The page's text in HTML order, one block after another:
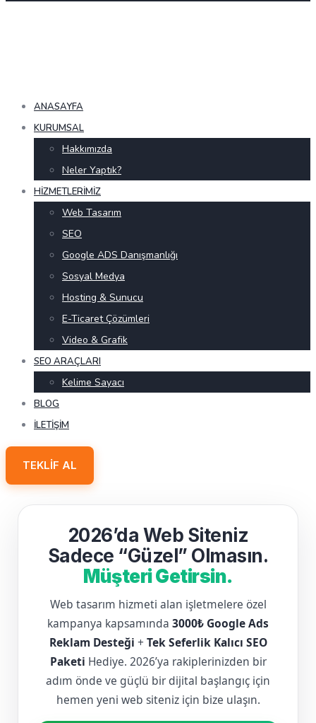
ANASAYFA
KURUMSAL
Hakkımızda
Neler Yaptık?
HIZMETLERIMIZ
Web Tasarım
SEO
Google ADS Danışmanlığı
Sosyal Medya
Hosting & Sunucu
E-Ticaret Çözümleri
Video & Grafik
SEO ARAÇLARI
Kelime Sayacı
BLOG
İLETIŞIM
TEKLIF AL
2026’da Web Siteniz
Sadece “Güzel” Olmasın.
Müşteri Getirsin.
Web tasarım hizmeti alan işletmelere özel
kampanya kapsamında 3000₺ Google Ads
Reklam Desteği + Tek Seferlik Kalıcı SEO
Paketi Hediye. 2026’ya rakiplerinizden bir
adım önde ve güçlü bir dijital başlangıç için
hemen yeni web siteniz için bize ulaşın.